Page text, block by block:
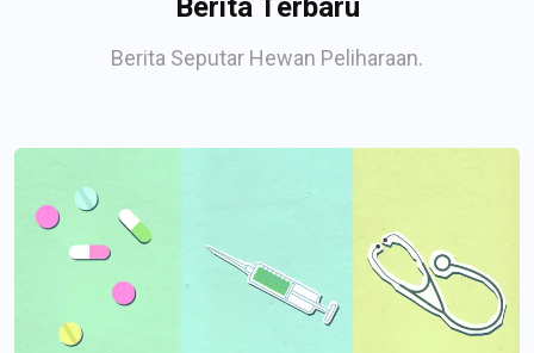
Berita Terbaru
Berita Seputar Hewan Peliharaan.